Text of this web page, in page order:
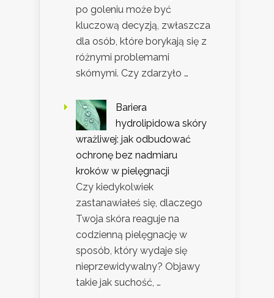
po goleniu może być
kluczową decyzją, zwłaszcza
dla osób, które borykają się z
różnymi problemami
skórnymi. Czy zdarzyło …
Bariera
hydrolipidowa skóry
wrażliwej: jak odbudować
ochronę bez nadmiaru
kroków w pielęgnacji
Czy kiedykolwiek
zastanawiałeś się, dlaczego
Twoja skóra reaguje na
codzienną pielęgnację w
sposób, który wydaje się
nieprzewidywalny? Objawy
takie jak suchość, …